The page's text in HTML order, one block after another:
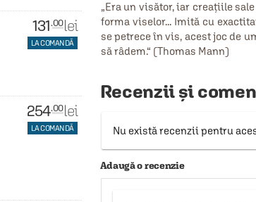
131 .00lei
LA COMANDĂ
254.00lei
LA COMANDĂ
„Era un visător, iar creațiile
forma viselor... Imită cu
se petrece în vis, acest joc de
să râdem.“ (Thomas Mann)
Recenzii și
Nu există recenzii pentru
Adaugă o recenzie